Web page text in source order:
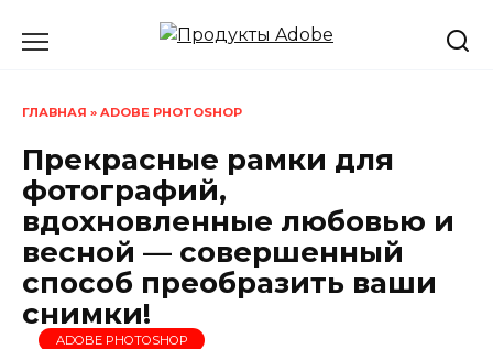
ГЛАВНАЯ » ADOBE PHOTOSHOP
Прекрасные рамки для
фотографий,
вдохновленные любовью и
весной — совершенный
способ преобразить ваши
снимки!
ADOBE PHOTOSHOP